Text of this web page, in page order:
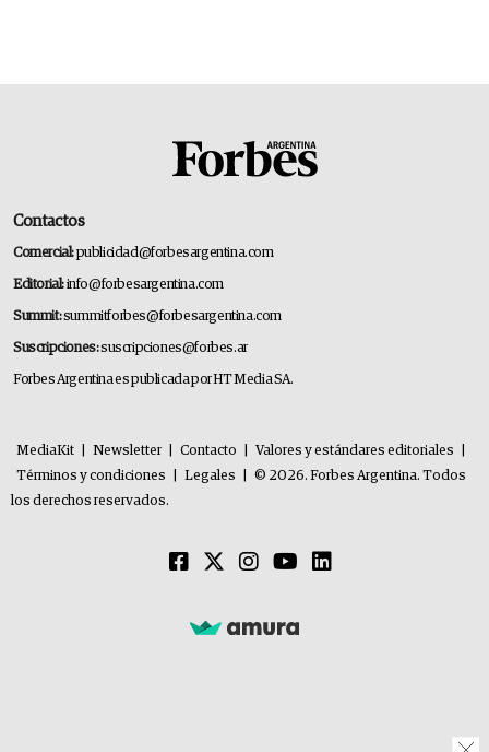
Contactos
Comercial:publicidad@forbesargentina.com
Editorial:info@forbesargentina.com
Summit:summitforbes@forbesargentina.com
Suscripciones:suscripciones@forbes.ar
Forbes Argentina es publicada por HT Media SA.
MediaKit Newsletter Contacto Valores y estándares editoriales
Términos y condiciones
Legales
© 2026. Forbes Argentina. Todos
los derechos reservados.